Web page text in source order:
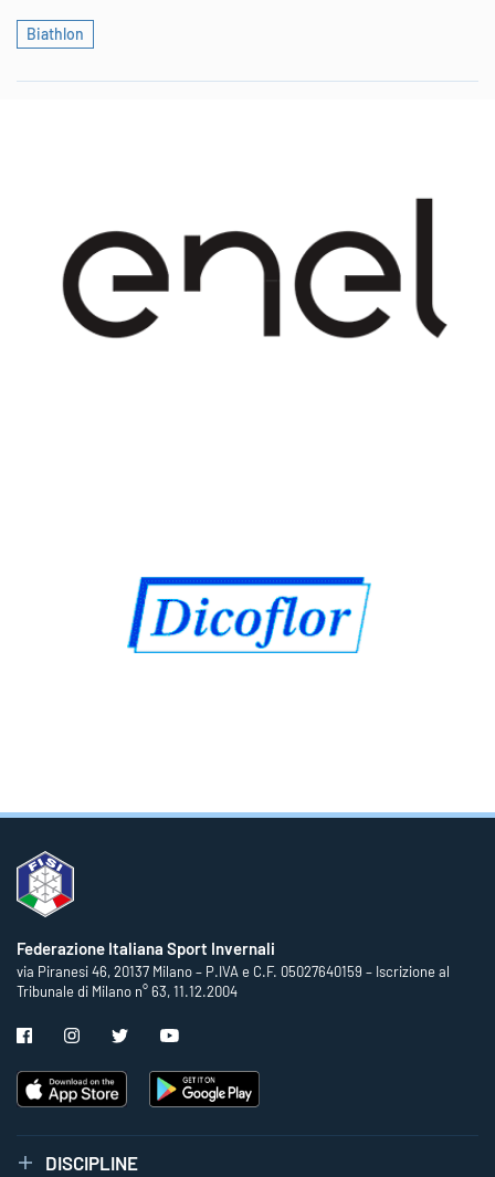
Biathlon
Federazione Italiana Sport Invernali
via Piranesi 46, 20137 Milano – P.IVA e C.F. 05027640159 – Iscrizione al
Tribunale di Milano n° 63, 11.12.2004
DISCIPLINE